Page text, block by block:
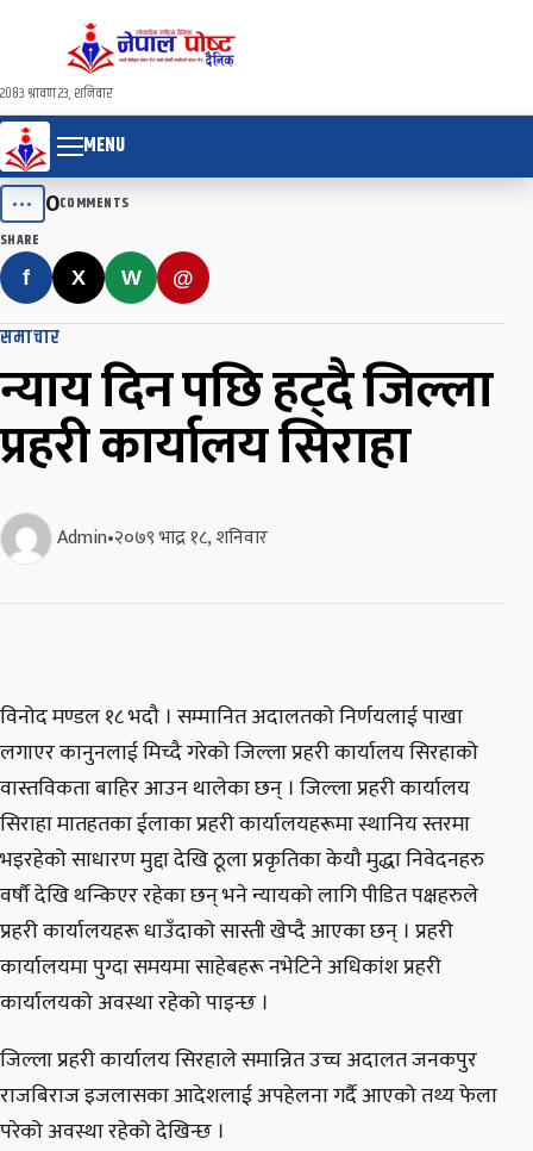
२०८३ श्रावण २३, शनिवार
MENU
••• 0COMMENTS
SHARE
f X W @
समाचार
न्याय दिन पछि हट्दै जिल्ला
प्रहरी कार्यालय सिराहा
Admin•२०७९ भाद्र १८, शनिवार
विनोद मण्डल १८ भदौ । सम्मानित अदालतको निर्णयलाई पाखा
लगाएर कानुनलाई मिच्दै गरेको जिल्ला प्रहरी कार्यालय सिरहाको
वास्तविकता बाहिर आउन थालेका छन् । जिल्ला प्रहरी कार्यालय
सिराहा मातहतका ईलाका प्रहरी कार्यालयहरूमा स्थानिय स्तरमा
भइरहेको साधारण मुद्दा देखि ठूला प्रकृतिका केयौ मुद्धा निवेदनहरु
वर्षौ देखि थन्किएर रहेका छन् भने न्यायको लागि पीडित पक्षहरुले
प्रहरी कार्यालयहरू धाउँदाको सास्ती खेप्दै आएका छन् । प्रहरी
कार्यालयमा पुग्दा समयमा साहेबहरू नभेटिने अधिकांश प्रहरी
कार्यालयको अवस्था रहेको पाइन्छ ।
जिल्ला प्रहरी कार्यालय सिरहाले समान्नित उच्च अदालत जनकपुर
राजबिराज इजलासका आदेशलाई अपहेलना गर्दै आएको तथ्य फेला
परेको अवस्था रहेको देखिन्छ ।